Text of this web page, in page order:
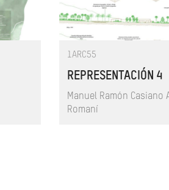
1ARC55
REPRESENTACIÓN 4
Manuel Ramón Casiano
Romaní